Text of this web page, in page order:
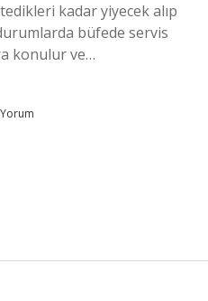
kadar yiyecek alıp
büfede servis
konulur ve…